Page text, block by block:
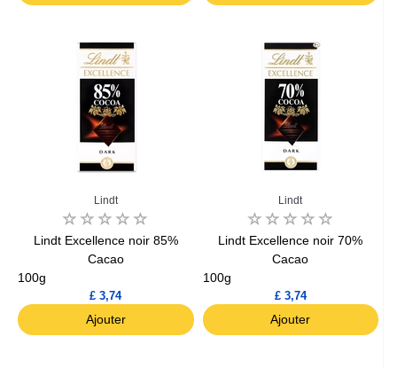
Lindt
Lindt Excellence noir 85%
Cacao
100g
£ 3,74
Ajouter
Lindt
Lindt Excellence noir 70%
Cacao
100g
£ 3,74
Ajouter